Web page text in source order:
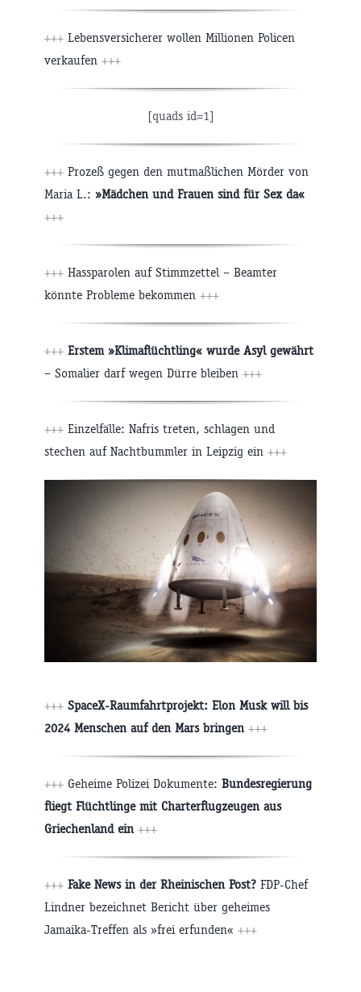
+++ Lebensversicherer wollen Millionen Policen
verkaufen +++
[quads id=1]
+++ Prozeß gegen den mutmaßlichen Mörder von
Maria L.: »Mädchen und Frauen sind für Sex da«
+++
+++ Hassparolen auf Stimmzettel – Beamter
könnte Probleme bekommen +++
+++ Erstem »Klimaflüchtling« wurde Asyl gewährt
– Somalier darf wegen Dürre bleiben +++
+++ Einzelfälle: Nafris treten, schlagen und
stechen auf Nachtbummler in Leipzig ein +++
+++ SpaceX-Raumfahrtprojekt: Elon Musk will bis
2024 Menschen auf den Mars bringen +++
+++ Geheime Polizei Dokumente: Bundesregierung
fliegt Flüchtlinge mit Charterflugzeugen aus
Griechenland ein +++
+++ Fake News in der Rheinischen Post? FDP-Chef
Lindner bezeichnet Bericht über geheimes
Jamaika-Treffen als »frei erfunden« +++